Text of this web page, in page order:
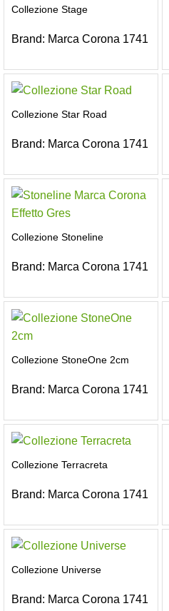
Collezione Stage
Brand: Marca Corona 1741
Collezione Star Road
Brand: Marca Corona 1741
Collezione Stoneline
Brand: Marca Corona 1741
Collezione StoneOne 2cm
Brand: Marca Corona 1741
Collezione Terracreta
Brand: Marca Corona 1741
Collezione Universe
Brand: Marca Corona 1741